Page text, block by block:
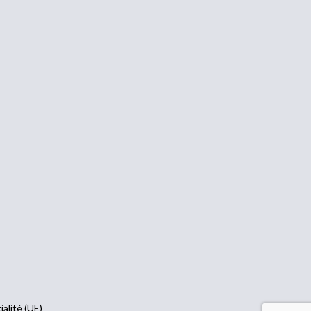
(UE)